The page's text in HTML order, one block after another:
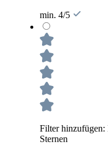
min. 4/5
Filter
Sternen